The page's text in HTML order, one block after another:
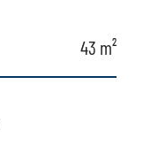
43 m²